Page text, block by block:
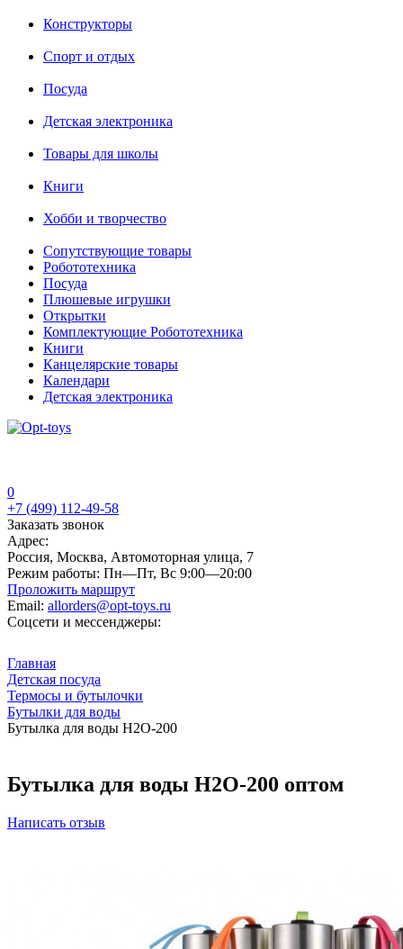
Конструкторы
Спорт и отдых
Посуда
Детская электроника
Товары для школы
Книги
Хобби и творчество
Сопутствующие товары
Робототехника
Посуда
Плюшевые игрушки
Открытки
Комплектующие Робототехника
Книги
Канцелярские товары
Календари
Детская электроника
0
+7 (499) 112-49-58
Заказать звонок
Адрес:
Россия, Москва, Автомоторная улица, 7
Режим работы: Пн—Пт, Вс 9:00—20:00
Проложить маршрут
Email: allorders@opt-toys.ru
Соцсети и мессенджеры:
Главная
Детская посуда
Термосы и бутылочки
Бутылки для воды
Бутылка для воды H2O-200
Бутылка для воды H2O-200 оптом
Написать отзыв